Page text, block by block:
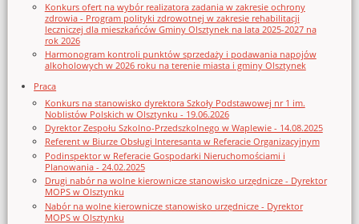
Konkurs ofert na wybór realizatora zadania w zakresie ochrony
zdrowia - Program polityki zdrowotnej w zakresie rehabilitacji
leczniczej dla mieszkańców Gminy Olsztynek na lata 2025-2027 na
rok 2026
Harmonogram kontroli punktów sprzedaży i podawania napojów
alkoholowych w 2026 roku na terenie miasta i gminy Olsztynek
Praca
Konkurs na stanowisko dyrektora Szkoły Podstawowej nr 1 im.
Noblistów Polskich w Olsztynku - 19.06.2026
Dyrektor Zespołu Szkolno-Przedszkolnego w Waplewie - 14.08.2025
Referent w Biurze Obsługi Interesanta w Referacie Organizacyjnym
Podinspektor w Referacie Gospodarki Nieruchomościami i
Planowania - 24.02.2025
Drugi nabór na wolne kierownicze stanowisko urzędnicze - Dyrektor
MOPS w Olsztynku
Nabór na wolne kierownicze stanowisko urzędnicze - Dyrektor
MOPS w Olsztynku